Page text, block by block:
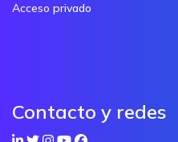
Acceso privado
Contacto y redes